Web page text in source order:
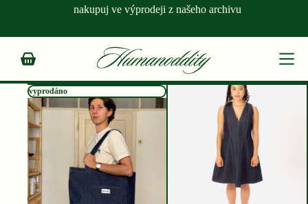
nakupuj ve výprodeji z našeho archivu
Shopping
cart
vyprodáno